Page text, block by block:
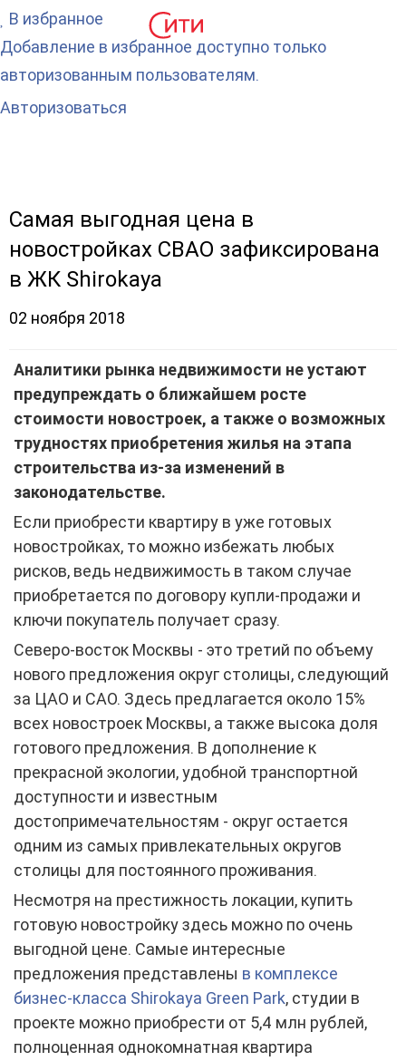
Самая выгодная цена в
новостройках СВАО зафиксирована
в ЖК Shirokaya
02 ноября 2018
Аналитики рынка недвижимости не устают
предупреждать о ближайшем росте
стоимости новостроек, а также о возможных
трудностях приобретения жилья на этапа
строительства из-за изменений в
законодательстве.
Если приобрести квартиру в уже готовых
новостройках, то можно избежать любых
рисков, ведь недвижимость в таком случае
приобретается по договору купли-продажи и
ключи покупатель получает сразу.
Северо-восток Москвы - это третий по объему
нового предложения округ столицы, следующий
за ЦАО и САО. Здесь предлагается около 15%
всех новостроек Москвы, а также высока доля
готового предложения. В дополнение к
прекрасной экологии, удобной транспортной
доступности и известным
достопримечательностям - округ остается
одним из самых привлекательных округов
столицы для постоянного проживания.
Несмотря на престижность локации, купить
готовую новостройку здесь можно по очень
выгодной цене. Самые интересные
предложения представлены в комплексе
бизнес-класса Shirokaya Green Park, студии в
проекте можно приобрести от 5,4 млн рублей,
полноценная однокомнатная квартира
В избранное
Добавление в избранное доступно только
авторизованным пользователям.
Авторизоваться